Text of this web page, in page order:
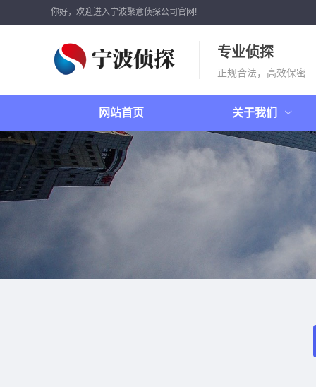
你好，欢迎进入宁波聚意侦探公司官网!
专业侦探
正规合法，高效保密
网站首页 关于我们